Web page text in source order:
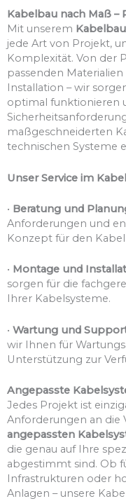
Kabelbau nach Maß –
Mit unserem
jede Art von Projekt,
Komplexität. Von der
passenden
Installation – wir
optimal funktionieren
maßgeschneiderten
technischen Systeme
Unser Service im
• Beratung und
Anforderungen und
Konzept für den
• Montage und
sorgen für die
Ihrer Kabelsysteme.
• Wartung und
wir Ihnen für
Unterstützung zur
Angepasste
Jedes Projekt ist
Anforderungen an die
angepassten
die genau auf Ihre
abgestimmt sind. Ob
Infrastrukturen oder
Anlagen – unsere